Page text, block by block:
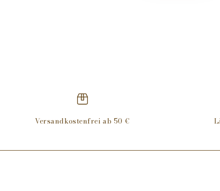
Versandkostenfrei ab 50 €